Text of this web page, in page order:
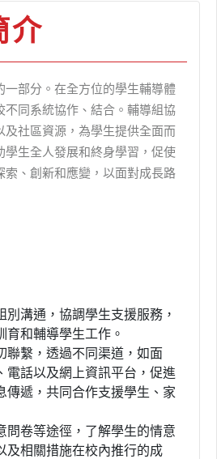
介
一部分。在全方位的學生輔導體
不同系統協作、結合。輔導組協
及社區資源，為學生提供全面而
學生全人發展和終身學習，促使
索、創新和應變，以面對成長路
別溝通，協調學生支援服務，
育和輔導學生工作。
聯繫，透過不同渠道，如面
電話以及網上資訊平台，促進
傳遞，共同合作支援學生、家
問卷等途徑，了解學生的情意
及相關措施在校內推行的成